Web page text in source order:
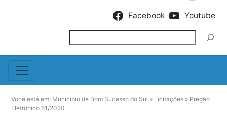
Facebook Youtube
Você está em: Município de Bom Sucesso do Sul » Licitações » Pregão
Eletrônico 51/2020